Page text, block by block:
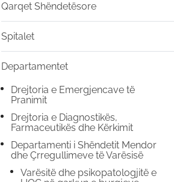
Qarqet Shëndetësore
Spitalet
Departamentet
Drejtoria e Emergjencave të
Pranimit
Drejtoria e Diagnostikës,
Farmaceutikës dhe Kërkimit
Departamenti i Shëndetit Mendor
dhe Çrregullimeve të Varësisë
Varësitë dhe psikopatologjitë e